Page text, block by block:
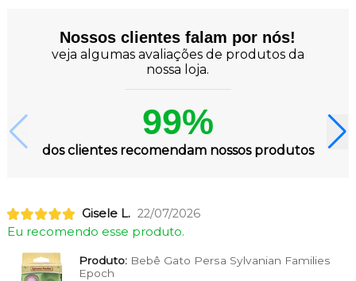
Nossos clientes falam por nós!
veja algumas avaliações de produtos da
nossa loja.
99%
dos clientes recomendam nossos produtos
Gisele L. 22/07/2026
Eu recomendo esse produto.
Produto:Bebê Gato Persa Sylvanian Families
Epoch